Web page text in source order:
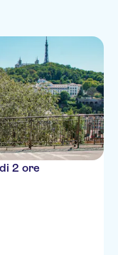
2 ore